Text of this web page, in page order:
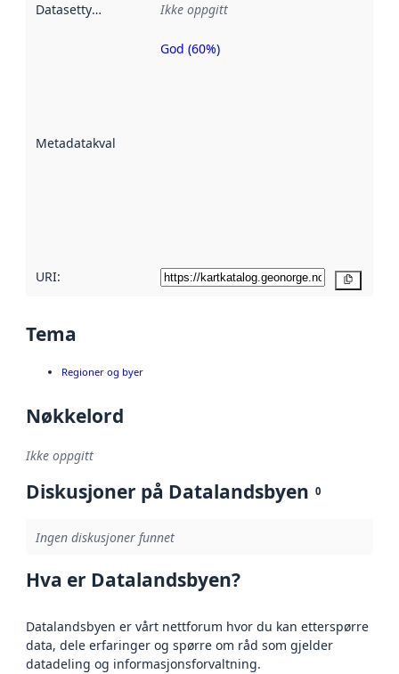
Datasettype Ikke oppgitt
Metadatakvalitet
Metadatakvalitet
God (60%)
URI:
Tema
Regioner og byer
Nøkkelord
Ikke oppgitt
Diskusjoner på Datalandsbyen 0
Ingen diskusjoner funnet
Hva er Datalandsbyen?
Datalandsbyen er vårt nettforum hvor du kan etterspørre
data, dele erfaringer og spørre om råd som gjelder
datadeling og informasjonsforvaltning.